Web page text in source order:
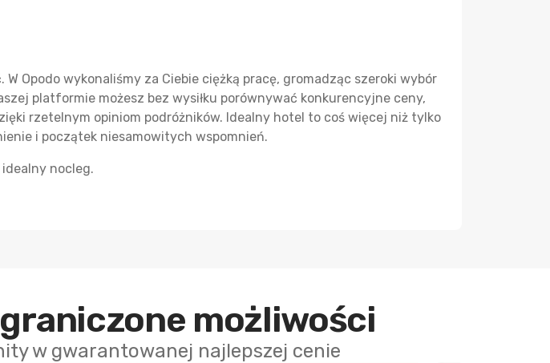
Opodo wykonaliśmy za Ciebie ciężką pracę, gromadząc szeroki wybór
platformie możesz bez wysiłku porównywać konkurencyjne ceny,
rzetelnym opiniom podróżników. Idealny hotel to coś więcej niż tylko
i początek niesamowitych wspomnień.
nocleg.
możliwości
w gwarantowanej najlepszej cenie